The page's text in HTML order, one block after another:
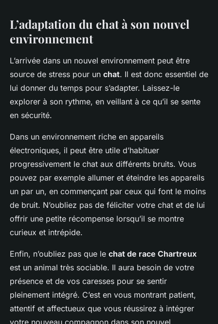
L’adaptation du chat à son nouvel
environnement
L’arrivée dans un nouvel environnement peut être
source de stress pour un chat. Il est donc essentiel de
lui donner du temps pour s’adapter. Laissez-le
explorer à son rythme, en veillant à ce qu’il se sente
en sécurité.
Dans un environnement riche en appareils
électroniques, il peut être utile d’habituer
progressivement le chat aux différents bruits. Vous
pouvez par exemple allumer et éteindre les appareils
un par un, en commençant par ceux qui font le moins
de bruit. N’oubliez pas de féliciter votre chat et de lui
offrir une petite récompense lorsqu’il se montre
curieux et intrépide.
Enfin, n’oubliez pas que le chat de race Chartreux
est un animal très sociable. Il aura besoin de votre
présence et de vos caresses pour se sentir
pleinement intégré. C’est en vous montrant patient,
attentif et affectueux que vous réussirez à intégrer